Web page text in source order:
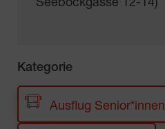
Seeböckgasse 12-14)
Kategorie
Ausflug